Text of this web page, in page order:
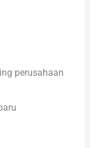
perusahaan